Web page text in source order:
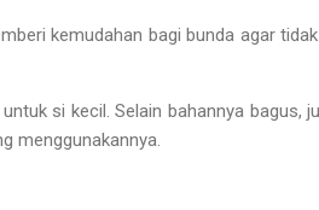
kemudahan bagi bunda agar
si kecil. Selain bahannya bagus,
menggunakannya.